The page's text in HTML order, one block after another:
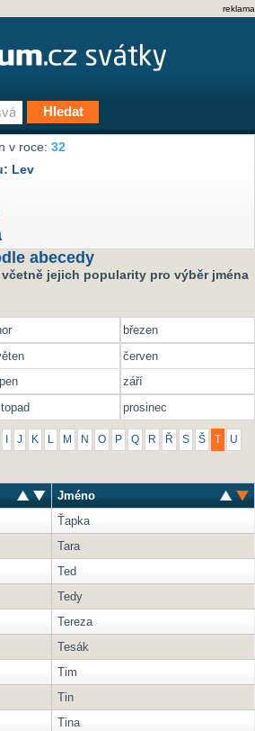
reklama
v roce:32
Lev
abecedy
jejich popularity pro výběr jména
březen
červen
září
prosinec
J K L M N O P Q R Ř S Š U
Jméno
Ťapka
Tara
Ted
Tedy
Tereza
Tesák
Tim
Tin
Tina